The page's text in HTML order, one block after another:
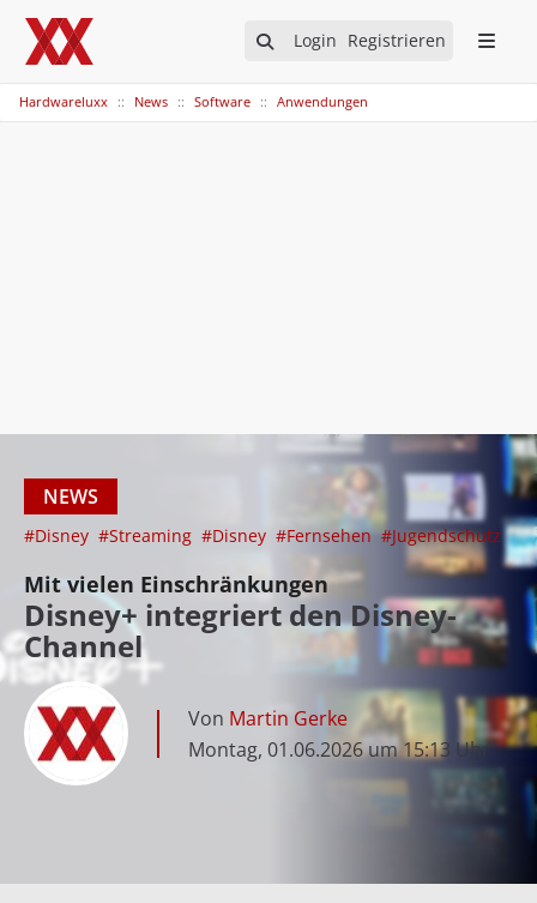
Login Registrieren
Hardwareluxx News Software Anwendungen
NEWS
#Disney #Streaming #Disney #Fernsehen #Jugendschutz
Mit vielen Einschränkungen
Disney+ integriert den Disney-
Channel
Von Martin Gerke
Montag, 01.06.2026 um 15:13 Uhr